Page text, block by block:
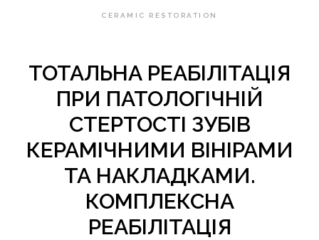
CERAMIC RESTORATION
ТОТАЛЬНА РЕАБІЛІТАЦІЯ
ПРИ ПАТОЛОГІЧНІЙ
СТЕРТОСТІ ЗУБІВ
КЕРАМІЧНИМИ ВІНІРАМИ
ТА НАКЛАДКАМИ.
КОМПЛЕКСНА
РЕАБІЛІТАЦІЯ